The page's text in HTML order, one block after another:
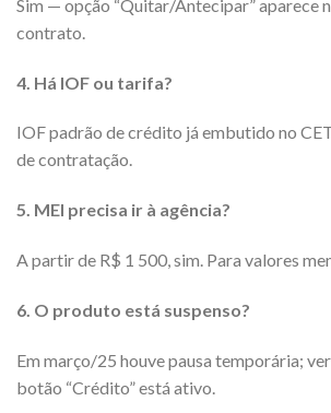
Sim — opção “Quitar/Antecipar” aparece
contrato.
4. Há IOF ou tarifa?
IOF padrão de crédito já embutido no
de contratação.
5. MEI precisa ir à agência?
A partir de R$ 1 500, sim. Para valores
6. O produto está suspenso?
Em março/25 houve pausa temporária;
botão “Crédito” está ativo.